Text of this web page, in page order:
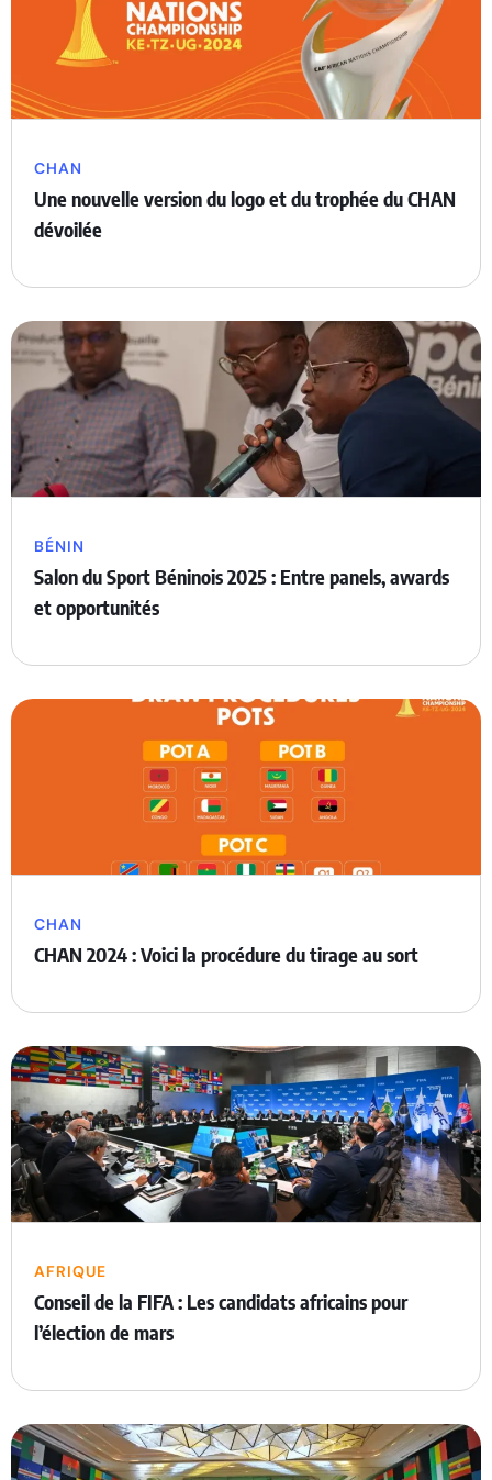
CHAN
Une nouvelle version du logo et du trophée du CHAN
dévoilée
BÉNIN
Salon du Sport Béninois 2025 : Entre panels, awards
et opportunités
CHAN
CHAN 2024 : Voici la procédure du tirage au sort
AFRIQUE
Conseil de la FIFA : Les candidats africains pour
l’élection de mars